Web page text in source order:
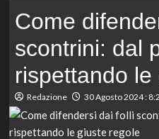
Come
scontrini: dal
rispettando
Redazione 30 Agosto 2024 :